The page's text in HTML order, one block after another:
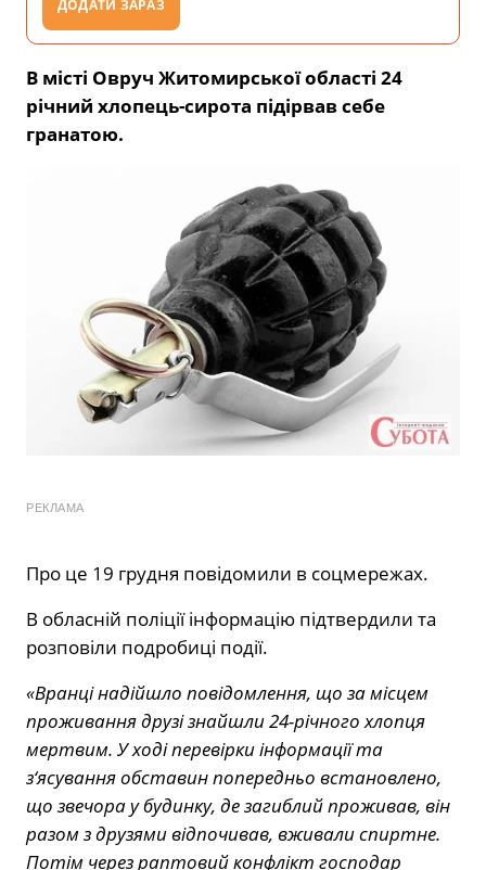
ДОДАТИ ЗАРАЗ
В місті Овруч Житомирської області 24
річний хлопець-сирота підірвав себе
гранатою.
РЕКЛАМА
Про це 19 грудня повідомили в соцмережах.
В обласній поліції інформацію підтвердили та
розповіли подробиці події.
«Вранці надійшло повідомлення, що за місцем
проживання друзі знайшли 24-річного хлопця
мертвим. У ході перевірки інформації та
з‘ясування обставин попередньо встановлено,
що звечора у будинку, де загиблий проживав, він
разом з друзями відпочивав, вживали спиртне.
Потім через раптовий конфлікт господар